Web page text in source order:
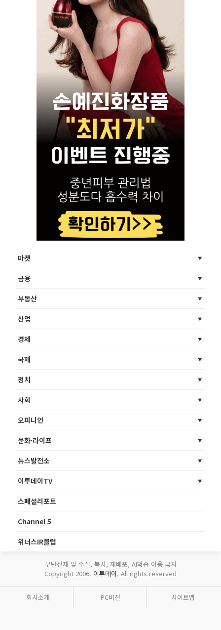
마켓
금융
부동산
산업
경제
국제
정치
사회
오피니언
문화·라이프
뉴스발전소
이투데이TV
스페셜리포트
Channel 5
위너스IR클럽
무단전재 및 수집, 복사, 재배포, AI학습 이용 금지
Copyright 2006. 이투데이. All rights reserved
회사소개 PC버전 사이트맵